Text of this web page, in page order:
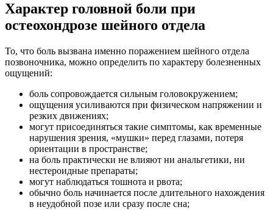
Характер головной боли при
остеохондрозе шейного отдела
То, что боль вызвана именно поражением шейного отдела
позвоночника, можно определить по характеру болезненных
ощущений:
боль сопровождается сильным головокружением;
ощущения усиливаются при физическом напряжении и
резких движениях;
могут присоединяться такие симптомы, как временные
нарушения зрения, «мушки» перед глазами, потеря
ориентации в пространстве;
на боль практически не влияют ни анальгетики, ни
нестероидные препараты;
могут наблюдаться тошнота и рвота;
обычно боль начинается после длительного нахождения
в неудобной позе или сразу после сна;